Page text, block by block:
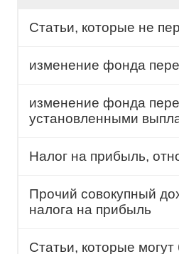
Статьи, которые не
изменение фонда
изменение фонда
установленными
Налог на прибыль,
Прочий совокупный
налога на прибыль
Статьи, которые